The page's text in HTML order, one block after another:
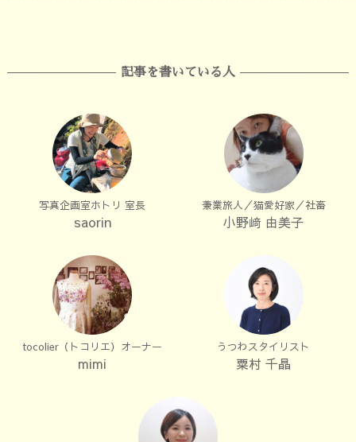
記事を書いている人
写真企画室ホトリ 室長
saorin
兼業旅人／猫愛好家／社畜
小野﨑 由美子
tocolier（トコリエ）オーナー
mimi
うつわスタイリスト
粟村 千晶